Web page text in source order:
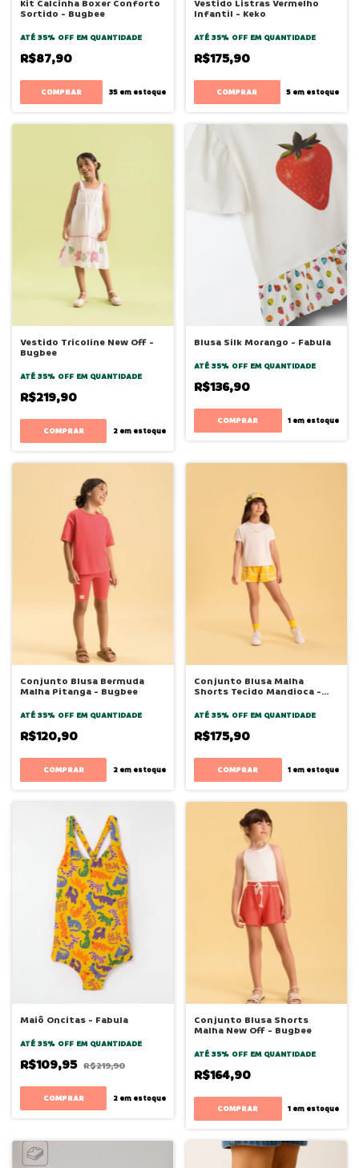
Kit Calcinha Boxer Conforto
Sortido - Bugbee
ATÉ 35% OFF EM QUANTIDADE
R$87,90
COMPRAR 35em estoque
Vestido Listras Vermelho
Infantil - Keko
ATÉ 35% OFF EM QUANTIDADE
R$175,90
COMPRAR 5 em estoque
Vestido Tricoline New Off -
Bugbee
ATÉ 35% OFF EM QUANTIDADE
R$219,90
COMPRAR 2em estoque
Blusa Silk Morango - Fabula
ATÉ 35% OFF EM QUANTIDADE
R$136,90
COMPRAR 1 em estoque
Conjunto Blusa Bermuda
Malha Pitanga - Bugbee
ATÉ 35% OFF EM QUANTIDADE
R$120,90
COMPRAR 2em estoque
Conjunto Blusa Malha
Shorts Tecido Mandioca -
ATÉ 35% OFF EM QUANTIDADE
R$175,90
COMPRAR 1 em estoque
Maiô Oncitas - Fabula
ATÉ 35% OFF EM QUANTIDADE
R$109,95 R$219,90
COMPRAR 2em estoque
Conjunto Blusa Shorts
Malha New Off - Bugbee
ATÉ 35% OFF EM QUANTIDADE
R$164,90
COMPRAR 1 em estoque